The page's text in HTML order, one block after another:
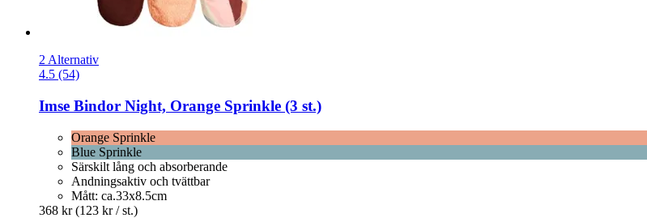
2 Alternativ
4.5 (54)
Imse Bindor Night, Orange Sprinkle (3 st.)
Orange Sprinkle
Blue Sprinkle
Särskilt lång och absorberande
Andningsaktiv och tvättbar
Mått: ca.33x8.5cm
368 kr (123 kr / st.)